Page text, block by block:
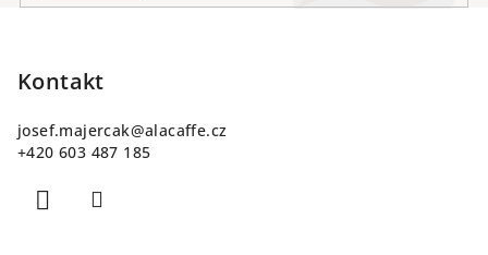
Kontakt
josef.majercak@alacaffe.cz
+420 603 487 185